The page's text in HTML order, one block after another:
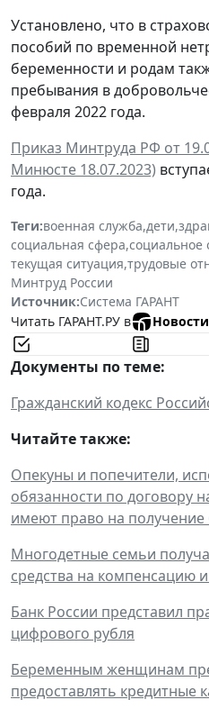
Установлено, что в
пособий по временной
беременности и родам
пребывания в
февраля 2022 года.
Приказ Минтруда РФ от
Минюсте 18.07.2023)
года.
Теги:военная служба,дети,
социальная сфера,социальное
текущая ситуация,трудовые
Минтруд России
Источник:Система ГАРАНТ
Читать ГАРАНТ.РУ в
Новости
Документы по теме:
Гражданский кодекс
Читайте также:
Опекуны и попечители,
обязанности по договору
имеют право на
Многодетные семьи
средства на компенсацию
Банк России представил
цифрового рубля
Беременным женщинам
предоставлять кредитные